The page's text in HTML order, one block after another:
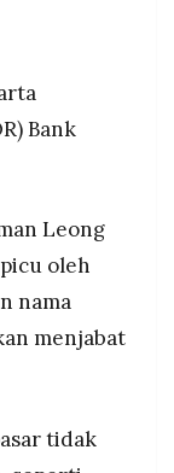
menguat
Bank
Leong
oleh
nama
menjabat
tidak